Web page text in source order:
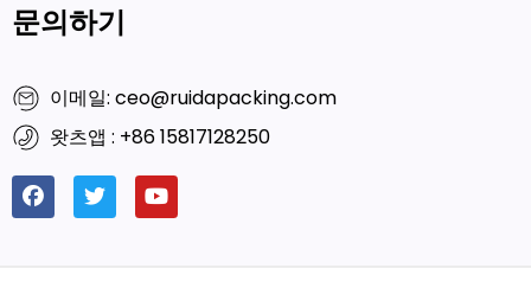
문의하기
이메일: ceo@ruidapacking.com
왓츠앱 : +86 15817128250